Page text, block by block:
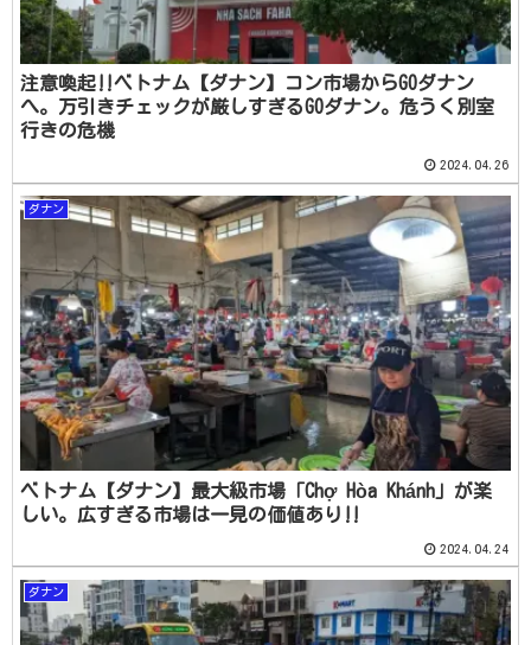
注意喚起‼ベトナム【ダナン】コン市場からGOダナン
へ。万引きチェックが厳しすぎるGOダナン。危うく別室
行きの危機
2024.04.26
ダナン
ベトナム【ダナン】最大級市場「Chợ Hòa Khánh」が楽
しい。広すぎる市場は一見の価値あり‼
2024.04.24
ダナン